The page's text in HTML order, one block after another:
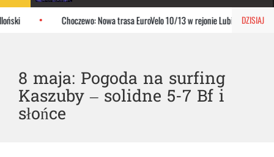
DZISIAJ
Choczewo: Nowa trasa EuroVelo 10/13 w rejonie Lubiatowa
8 maja: Pogoda na surfing
Kaszuby – solidne 5-7 Bf i
słońce